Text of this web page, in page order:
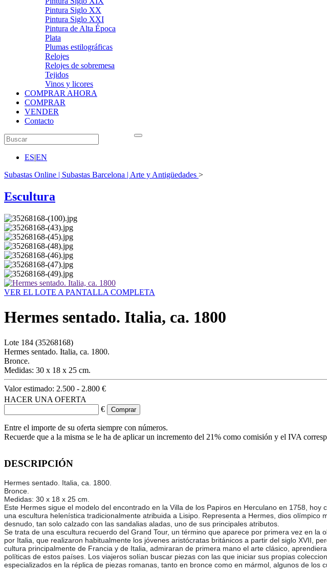
Pintura Siglo XX
Pintura Siglo XXI
Pintura de Alta Época
Plata
Plumas estilográficas
Relojes
Relojes de sobremesa
Tejidos
Vinos y licores
COMPRAR AHORA
COMPRAR
VENDER
Contacto
ES|EN
Subastas Online | Subastas Barcelona | Arte y Antigüedades >
Escultura
VER EL LOTE A PANTALLA COMPLETA
Hermes sentado. Italia, ca. 1800
Lote 184 (35268168)
Hermes sentado. Italia, ca. 1800.
Bronce.
Medidas: 30 x 18 x 25 cm.
Valor estimado: 2.500 - 2.800 €
HACER UNA OFERTA
€
Entre el importe de su oferta siempre con números.
Recuerde que a la misma se le ha de aplicar un incremento del 21% como comisión y el IVA
DESCRIPCIÓN
Hermes sentado. Italia, ca. 1800.
Bronce.
Medidas: 30 x 18 x 25 cm.
Este Hermes sigue el modelo del encontrado en la Villa de los Papiros en Herculano en 1758,
una escultura helenística tradicionalmente atribuida a Lisipo. Representa a Hermes, dios
desnudo, tan solo calzado con las sandalias aladas, uno de sus principales atributos.
Se trata de una escultura recuerdo del Grand Tour, un término que aparece por primera vez en la
por Italia, que realizaron habitualmente los jóvenes aristócratas británicos a partir del siglo XVII,
cultura principalmente de Francia y de Italia, admiraran de primera mano el arte clásico,
políticas de estos países. Los viajeros solían buscar piezas con las que iniciar sus propias
especializados en la réplica de piezas romanas, tanto en bronce como en mármol, algunos de los